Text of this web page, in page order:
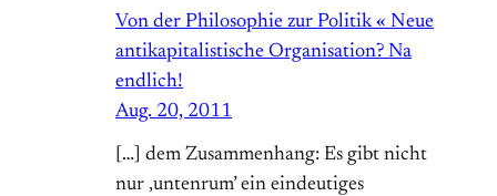
Von der Philosophie zur Politik « Neue
antikapitalistische Organisation? Na
endlich!
Aug. 20, 2011
[…] dem Zusammenhang: Es gibt nicht
nur ‚untenrum’ ein eindeutiges